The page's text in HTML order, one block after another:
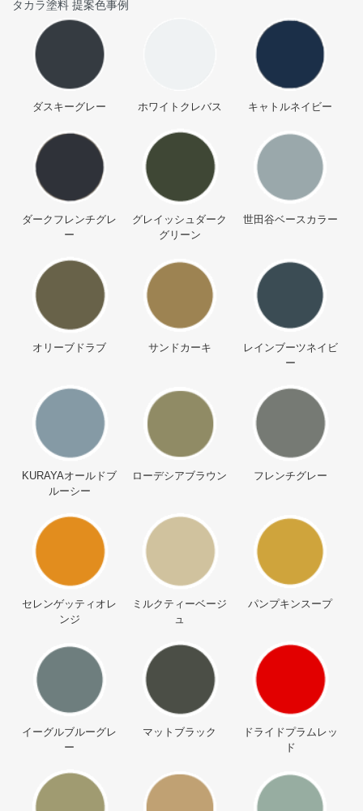
タカラ塗料 提案色事例
ダスキーグレー ホワイトクレバス キャトルネイビー
ダークフレンチグレ
ー
グレイッシュダーク
グリーン
世田谷ベースカラー
オリーブドラブ サンドカーキ
レインブーツネイビ
ー
KURAYAオールドブ
ルーシー
ローデシアブラウン フレンチグレー
セレンゲッティオレ
ンジ
ミルクティーベージ
ュ
パンプキンスープ
イーグルブルーグレ
ー
マットブラック
ドライドプラムレッ
ド